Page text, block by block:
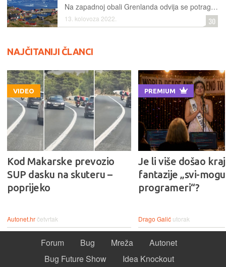
Na zapadnoj obali Grenlanda odvija se potraga za mogućim nalazištima rijetkih metala ili drugih sirovina potrebnih za proizvodnju baterija i ostalih novih tehnoloških proizvoda poput električnih automobila
13. kolovoza 2022. 30
NAJČITANIJI ČLANCI
VIDEO
Kod Makarske prevozio
SUP dasku na skuteru –
poprijeko
Autonet.hrčetvrtak
PREMIUM
Je li više došao kraj
fantazije „svi-
programeri“?
Drago Galić utorak
Forum Bug Mreža
Autonet
Bug Future Show
Idea Knockout